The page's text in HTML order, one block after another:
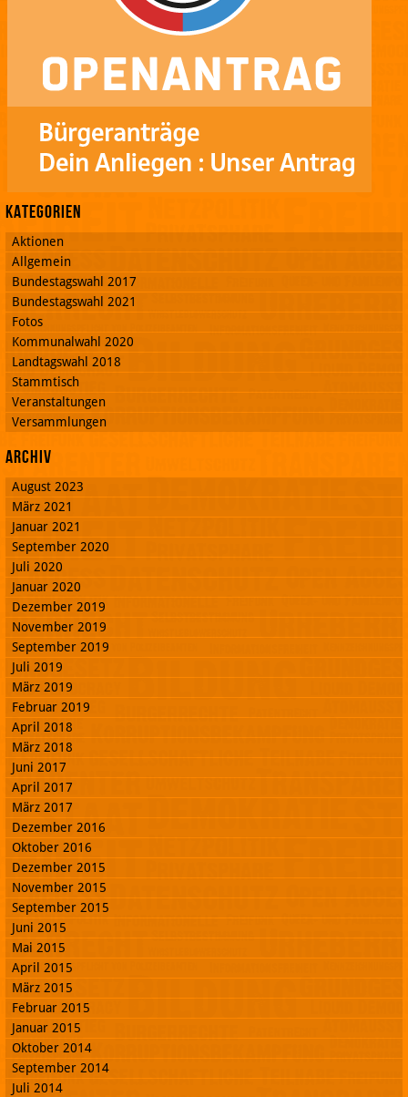
Kategorien
Aktionen
Allgemein
Bundestagswahl 2017
Bundestagswahl 2021
Fotos
Kommunalwahl 2020
Landtagswahl 2018
Stammtisch
Veranstaltungen
Versammlungen
Archiv
August 2023
März 2021
Januar 2021
September 2020
Juli 2020
Januar 2020
Dezember 2019
November 2019
September 2019
Juli 2019
März 2019
Februar 2019
April 2018
März 2018
Juni 2017
April 2017
März 2017
Dezember 2016
Oktober 2016
Dezember 2015
November 2015
September 2015
Juni 2015
Mai 2015
April 2015
März 2015
Februar 2015
Januar 2015
Oktober 2014
September 2014
Juli 2014